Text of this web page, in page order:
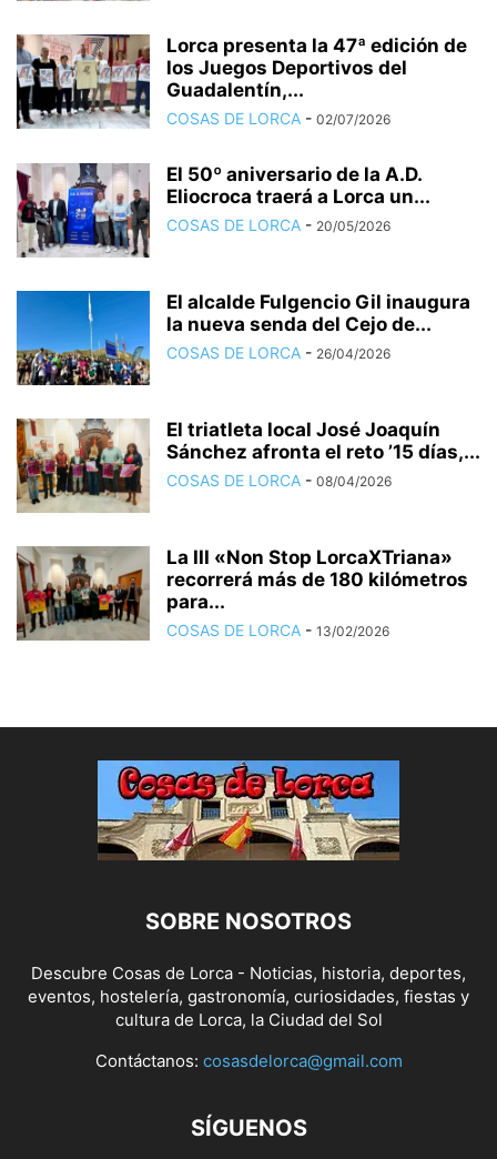
Lorca presenta la 47ª edición de
los Juegos Deportivos del
Guadalentín,...
COSAS DE LORCA - 02/07/2026
El 50º aniversario de la A.D.
Eliocroca traerá a Lorca un...
COSAS DE LORCA - 20/05/2026
El alcalde Fulgencio Gil inaugura
la nueva senda del Cejo de...
COSAS DE LORCA - 26/04/2026
El triatleta local José Joaquín
Sánchez afronta el reto ’15 días,...
COSAS DE LORCA - 08/04/2026
La III «Non Stop LorcaXTriana»
recorrerá más de 180 kilómetros
para...
COSAS DE LORCA - 13/02/2026
SOBRE NOSOTROS
Descubre Cosas de Lorca - Noticias, historia, deportes,
eventos, hostelería, gastronomía, curiosidades, fiestas y
cultura de Lorca, la Ciudad del Sol
Contáctanos: cosasdelorca@gmail.com
SÍGUENOS